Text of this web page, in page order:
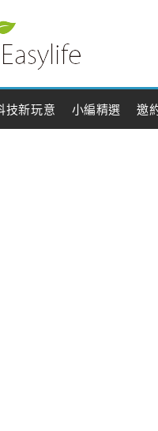
技新玩意 小編精選 邀